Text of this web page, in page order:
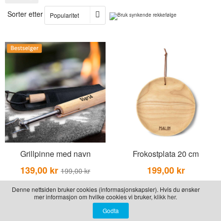
Denne nettsiden bruker cookies (informasjonskapsler). Hvis du ønsker
mer informasjon om hvilke cookies vi bruker, klikk her.
DUCKS PINK
THE FARM
VÅRE SERIER
Sorter etter
Grillpinne med navn
139,00 kr 199,00 kr
Frokostplata 20 cm
199,00 kr